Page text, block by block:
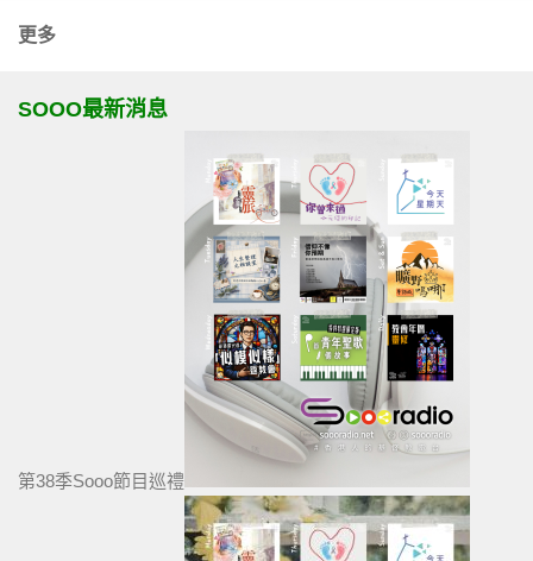
更多
SOOO最新消息
第38季Sooo節目巡禮